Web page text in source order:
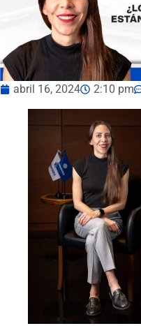
abril 16, 2024 2:10 pm